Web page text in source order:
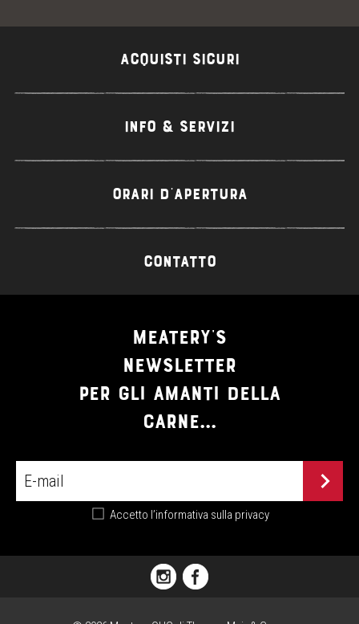
ACQUISTI SICURI
INFO & SERVIZI
ORARI D'APERTURA
CONTATTO
MEATERY'S
NEWSLETTER
PER GLI AMANTI DELLA
CARNE...
Accetto l’informativa sulla privacy